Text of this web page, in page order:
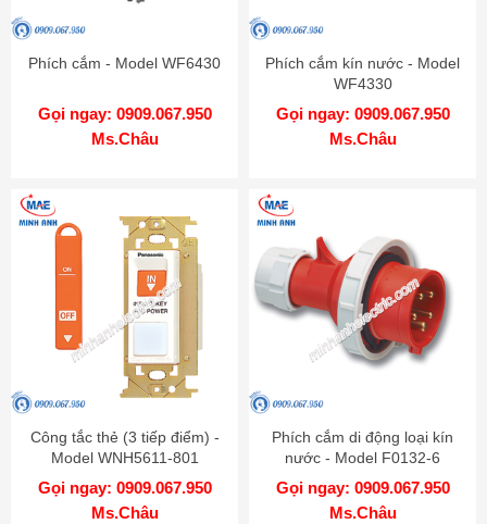
Phích cắm - Model WF6430
Gọi ngay: 0909.067.950
Ms.Châu
Phích cắm kín nước - Model
WF4330
Gọi ngay: 0909.067.950
Ms.Châu
Công tắc thẻ (3 tiếp điểm) -
Model WNH5611-801
Gọi ngay: 0909.067.950
Ms.Châu
Phích cắm di động loại kín
nước - Model F0132-6
Gọi ngay: 0909.067.950
Ms.Châu